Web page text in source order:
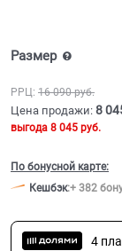
Размер
РРЦ: 16 090 руб.
Цена продажи: 8
выгода 8 045 руб.
По бонусной карте:
Кешбэк:+ 382
4